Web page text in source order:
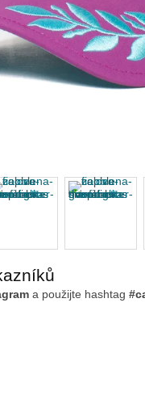
a použijte hashtag